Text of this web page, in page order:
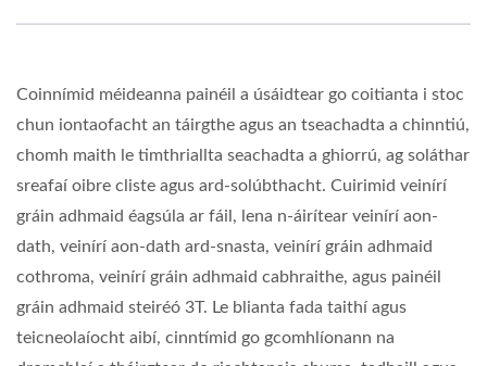
Coinnímid méideanna painéil a úsáidtear go coitianta i stoc
chun iontaofacht an táirgthe agus an tseachadta a chinntiú,
chomh maith le timthriallta seachadta a ghiorrú, ag soláthar
sreafaí oibre cliste agus ard-solúbthacht. Cuirimid veinírí
gráin adhmaid éagsúla ar fáil, lena n-áirítear veinírí aon-
dath, veinírí aon-dath ard-snasta, veinírí gráin adhmaid
cothroma, veinírí gráin adhmaid cabhraithe, agus painéil
gráin adhmaid steiréó 3T. Le blianta fada taithí agus
teicneolaíocht aibí, cinntímid go gcomhlíonann na